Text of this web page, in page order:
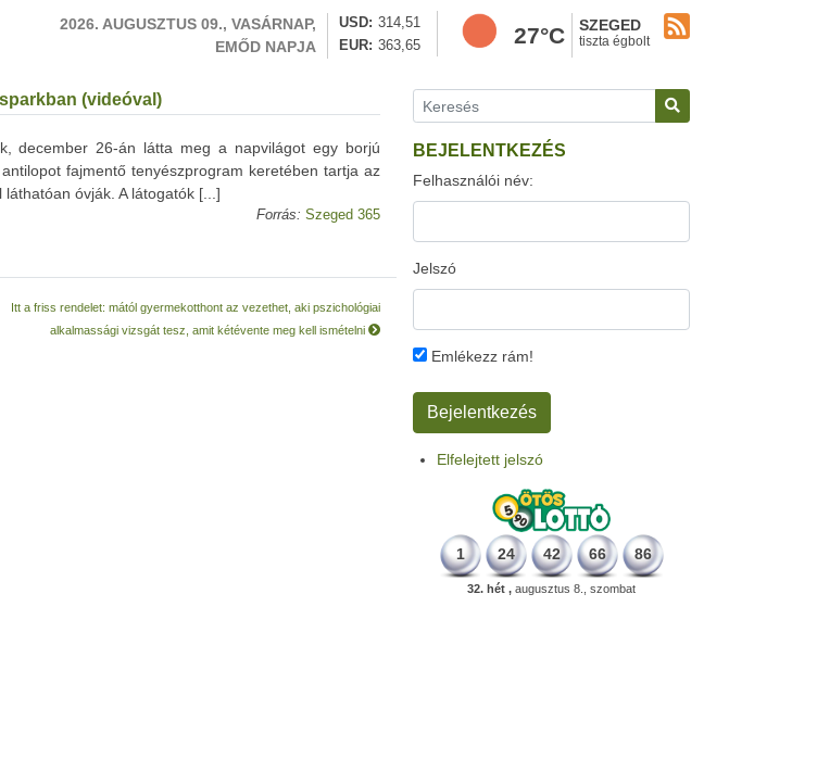
2026. AUGUSZTUS 09., VASÁRNAP,
EMŐD NAPJA
USD
314,51
EUR
363,65 27°C SZEGED
tiszta égbolt
(videóval)
december 26-án látta meg a napvilágot egy borjú
fajmentő tenyészprogram keretében tartja az
óvják. A látogatók [...]
Forrás: Szeged 365
Itt a friss rendelet: mától gyermekotthont az vezethet, aki pszichológiai
alkalmassági vizsgát tesz, amit kétévente meg kell ismételni
BEJELENTKEZÉS
Felhasználói név:
Jelszó
Emlékezz rám!
Elfelejtett jelszó
1 24 42 66 86
32. hét , augusztus 8., szombat